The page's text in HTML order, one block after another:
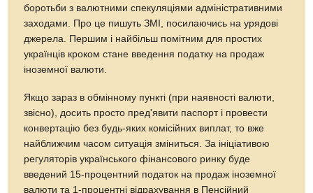
боротьби з валютними спекуляціями адміністративними
заходами. Про це пишуть ЗМІ, посилаючись на урядові
джерела. Першим і найбільш помітним для простих
українців кроком стане введення податку на продаж
іноземної валюти.
Якщо зараз в обмінному пункті (при наявності валюти,
звісно), досить просто пред'явити паспорт і провести
конвертацію без будь-яких комісійних виплат, то вже
найближчим часом ситуація зміниться. За ініціативою
регуляторів українського фінансового ринку буде
введений 15-процентний податок на продаж іноземної
валюти та 1-процентні відрахування в Пенсійний